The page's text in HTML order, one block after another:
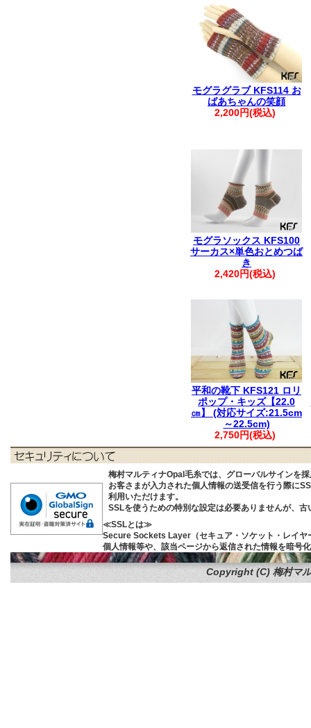
モグラグラブ KFS114 お
ばあちゃんの笑顔
2,200円(税込)
モグラソックス KFS100
サーカス×単色おとめつば
き
2,420円(税込)
平和の靴下 KFS121 ロリ
ポップ・キッズ【22.0
㎝】 (対応サイズ:21.5cm
～22.5cm)
2,750円(税込)
梅村マルティナOpal毛糸では、グローバルサインを
お客さまが入力された個人情報の送受信を行う際に
利用いただけます。
SSLを使うための特別な設定は必要ありませんが、
≪SSLとは≫
Secure Sockets Layer（セキュア・ソケット・レイヤ
個人情報等や、該当ページから返信された情報を暗号
Copyright (C) 梅村マ